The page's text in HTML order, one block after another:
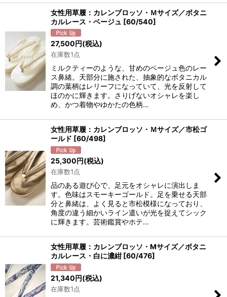
女性用草履：カレンブロッソ・Ｍサイズ／ボタニ
カルレース・ベージュ [60/540]
27,500円(税込)
在庫数1点
ミルクティーのような、甘めのベージュ色のレー
ス鼻緒。天部分に施された、抽象的なボタニカル
調の葉柄はレリーフになっていて、光を反射して
ほのかに輝きます。さりげないオシャレを楽し
め、かつ着物やゆかたの色柄…
女性用草履：カレンブロッソ・Ｍサイズ／市松ゴ
ールド [60/498]
25,300円(税込)
在庫数1点
品のある遊び心で、足元をオシャレに演出しま
す。色味はスモーキーゴールド。足を乗せる天部
分と鼻緒は、よく見ると市松模様になっており、
角度の違う細かいライン遣いが光を捉えてシック
に輝きます。芸術鑑賞やホテ…
女性用草履：カレンブロッソ・Mサイズ／ボタニ
カルレース・白に濃紺 [60/476]
21,340円(税込)
在庫数1点